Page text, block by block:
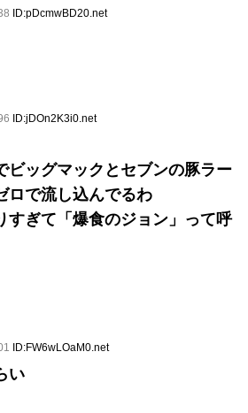
ID:pDcmwBD20.net
ID:jDOn2K3i0.net
ビッグマックとセブンの豚ラー
ロで流し込んでるわ
すぎて「爆食のジョン」って呼
ID:FW6wLOaM0.net
い